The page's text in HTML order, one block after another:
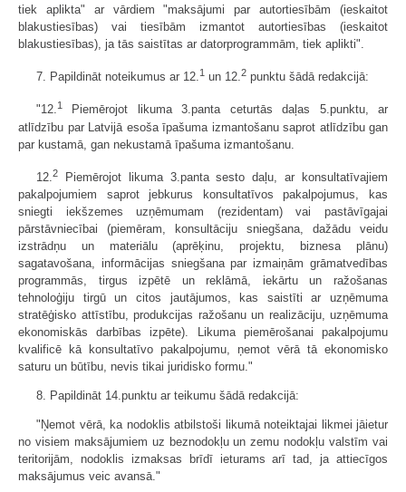
tiek aplikta" ar vārdiem "maksājumi par autortiesībām (ieskaitot
blakustiesības) vai tiesībām izmantot autortiesības (ieskaitot
blakustiesības), ja tās saistītas ar datorprogrammām, tiek aplikti".
7. Papildināt noteikumus ar 12.1 un 12.2 punktu šādā redakcijā:
"12.1
Piemērojot likuma 3.panta ceturtās daļas 5.punktu, ar
atlīdzību par Latvijā esoša īpašuma izmantošanu saprot atlīdzību gan
par kustamā, gan nekustamā īpašuma izmantošanu.
12. 2
Piemērojot likuma 3.panta sesto daļu, ar konsultatīvajiem
pakalpojumiem saprot jebkurus konsultatīvos pakalpojumus, kas
sniegti iekšzemes uzņēmumam (rezidentam) vai pastāvīgajai
pārstāvniecībai (piemēram, konsultāciju sniegšana, dažādu veidu
izstrādņu un materiālu (aprēķinu, projektu, biznesa plānu)
sagatavošana, informācijas sniegšana par izmaiņām grāmatvedības
programmās, tirgus izpētē un reklāmā, iekārtu un ražošanas
tehnoloģiju tirgū un citos jautājumos, kas saistīti ar uzņēmuma
stratēģisko attīstību, produkcijas ražošanu un realizāciju, uzņēmuma
ekonomiskās darbības izpēte). Likuma piemērošanai pakalpojumu
kvalificē kā konsultatīvo pakalpojumu, ņemot vērā tā ekonomisko
saturu un būtību, nevis tikai juridisko formu."
8. Papildināt 14.punktu ar teikumu šādā redakcijā:
"Ņemot vērā, ka nodoklis atbilstoši likumā noteiktajai likmei jāietur
no visiem maksājumiem uz beznodokļu un zemu nodokļu valstīm vai
teritorijām, nodoklis izmaksas brīdī ieturams arī tad, ja attiecīgos
maksājumus veic avansā."